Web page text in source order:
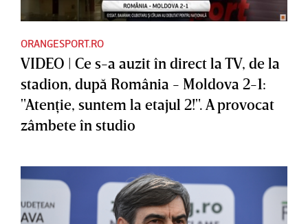
ORANGESPORT.RO
VIDEO | Ce s-a auzit în direct la TV, de la
stadion, după România - Moldova 2-1:
"Atenţie, suntem la etajul 2!". A provocat
zâmbete în studio